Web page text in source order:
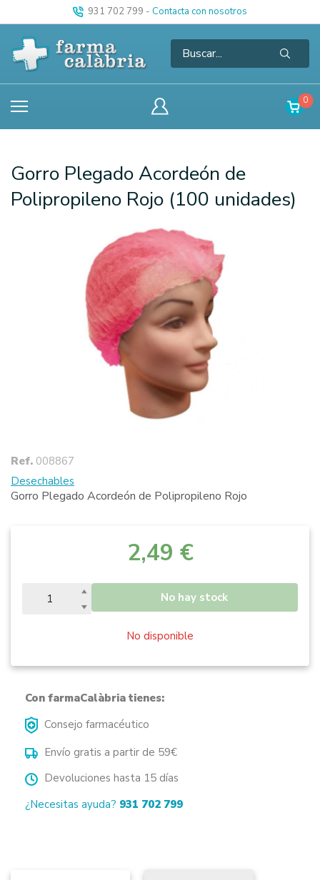
931 702 799 - Contacta con nosotros
0
Gorro Plegado Acordeón de
Polipropileno Rojo (100 unidades)
Ref. 008867
Desechables
Gorro Plegado Acordeón de Polipropileno Rojo
2,49 €
No hay stock
No disponible
Con farmaCalàbria tienes:
Consejo farmacéutico
Envío gratis a partir de 59€
Devoluciones hasta 15 días
¿Necesitas ayuda? 931 702 799